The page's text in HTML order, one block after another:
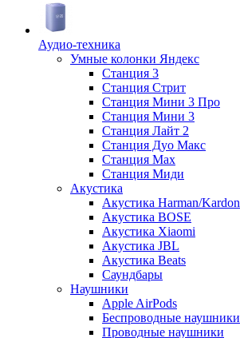
Аудио-техника
Умные колонки Яндекс
Станция 3
Станция Стрит
Станция Мини 3 Про
Станция Мини 3
Станция Лайт 2
Станция Дуо Макс
Станция Max
Станция Миди
Акустика
Акустика Harman/Kardon
Акустика BOSE
Акустика Xiaomi
Акустика JBL
Акустика Beats
Саундбары
Наушники
Apple AirPods
Беспроводные наушники
Проводные наушники